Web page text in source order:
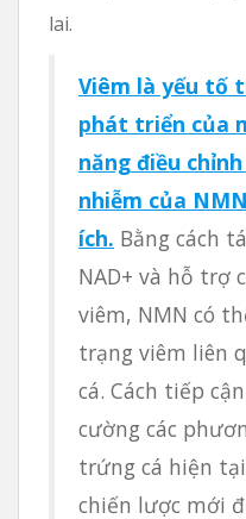
lai.
Viêm là yếu tố
phát triển của
năng điều
nhiễm của
ích. Bằng cách
NAD+ và hỗ trợ
viêm, NMN có
trạng viêm liên
cá. Cách tiếp
cường các
trứng cá hiện tại
chiến lược mới